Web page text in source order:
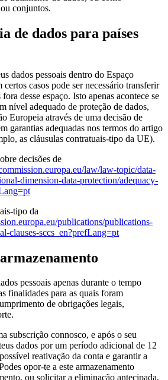
conjuntos.
de dados para países
dados pessoais dentro do Espaço
casos pode ser necessário transferir
desse espaço. Isto apenas acontece se
nível adequado de proteção de dados,
Europeia através de uma decisão de
garantias adequadas nos termos do artigo
as cláusulas contratuais-tipo da UE).
decisões de
law/law-topic/data-
dimension-data-protection/adequacy-
tipo da
publications/publications-
clauses-sccs_en?prefLang=pt
pessoais apenas durante o tempo
finalidades para as quais foram
de obrigações legais,
subscrição connosco, e após o seu
dados por um período adicional de 12
reativação da conta e garantir a
opor-te a este armazenamento
ou solicitar a eliminação antecipada,